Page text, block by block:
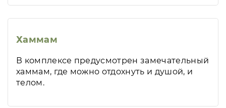
Хаммам
В комплексе предусмотрен замечательный
хаммам, где можно отдохнуть и душой, и
телом.